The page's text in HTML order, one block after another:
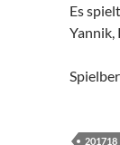
Es
Yannik,